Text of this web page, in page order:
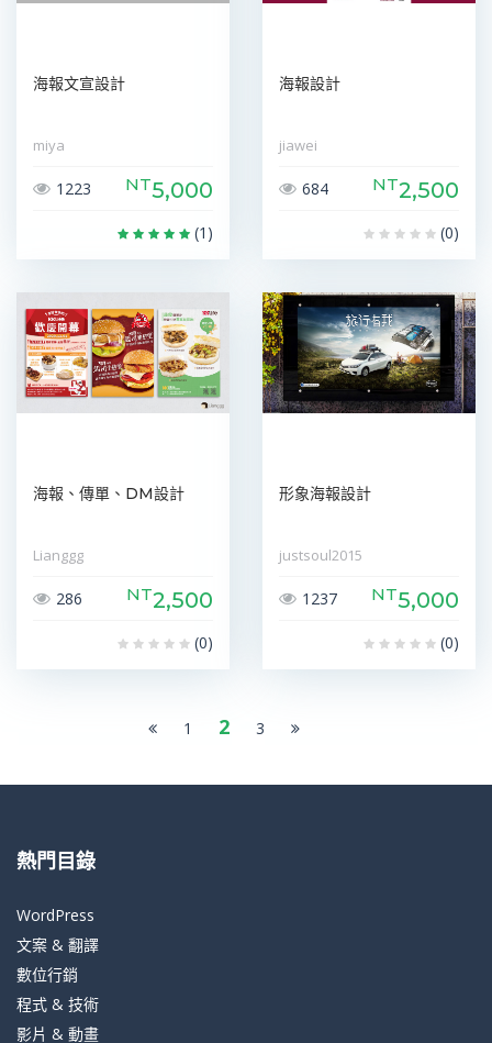
海報文宣設計
miya
1223 NT5,000
(1)
海報設計
jiawei
684 NT2,500
(0)
海報、傳單、DM設計
Lianggg
286 NT2,500
(0)
形象海報設計
justsoul2015
1237 NT5,000
(0)
1 2 3
熱門目錄
WordPress
文案 & 翻譯
數位行銷
程式 & 技術
影片 & 動畫